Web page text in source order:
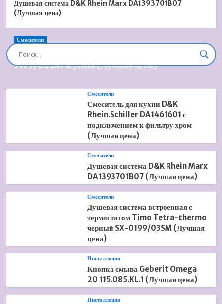
Душевая система D&K Rhein Marx DA1393701B07
(Лучшая цена)
Смесители
Душевая система встроенная Timo Briana SX-
7119/03SM черный (Лучшая цена)
Смесители
Смеситель для кухни D&K
Rhein.Schiller DA1461601 с
подключением к фильтру хром
(Лучшая цена)
Смесители
Душевая система D&K Rhein Marx
DA1393701B07 (Лучшая цена)
Смесители
Душевая система встроенная с
термостатом Timo Tetra-thermo
черный SX-0199/03SM (Лучшая
цена)
Инсталляции
Кнопка смыва Geberit Omega
20 115.085.KL.1 (Лучшая цена)
Инсталляции